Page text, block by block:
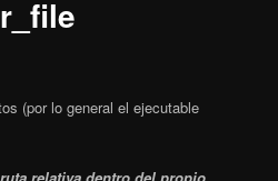
(por lo general el ejecutable